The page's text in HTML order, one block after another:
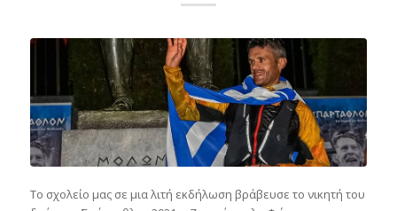
Το σχολείο μας σε μια λιτή εκδήλωση βράβευσε το νικητή του